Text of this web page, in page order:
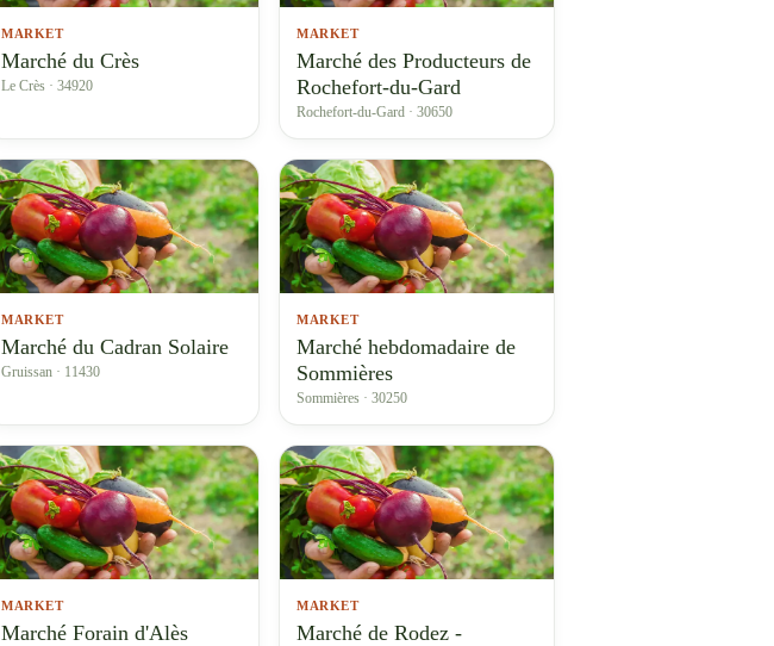
MARKET
Marché du Crès
Le Crès · 34920
MARKET
Marché des Producteurs de
Rochefort-du-Gard
Rochefort-du-Gard · 30650
MARKET
Marché du Cadran Solaire
Gruissan · 11430
MARKET
Marché hebdomadaire de
Sommières
Sommières · 30250
MARKET
Marché Forain d'Alès
MARKET
Marché de Rodez -